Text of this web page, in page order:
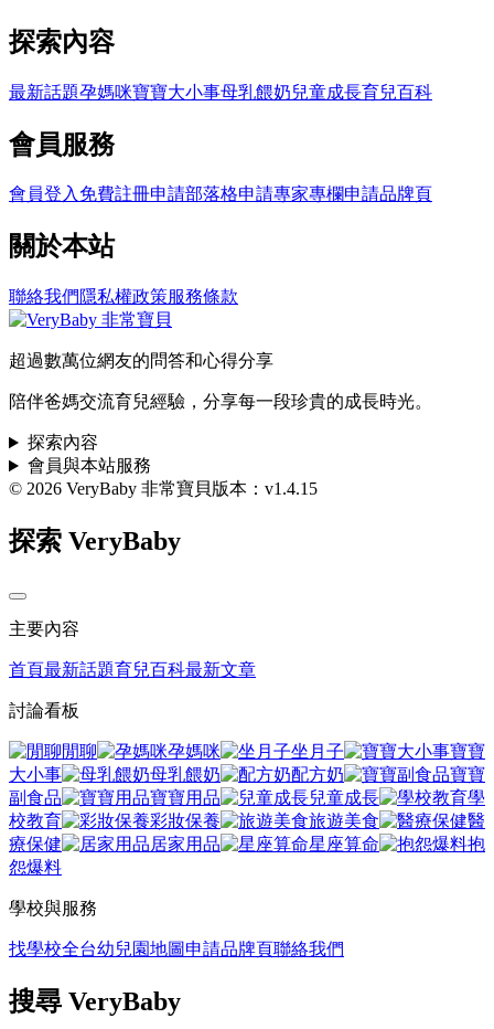
探索內容
最新話題孕媽咪寶寶大小事母乳餵奶兒童成長育兒百科
會員服務
會員登入免費註冊申請部落格申請專家專欄申請品牌頁
關於本站
聯絡我們 隱私權政策服務條款
超過數萬位網友的問答和心得分享
陪伴爸媽交流育兒經驗，分享每一段珍貴的成長時光。
探索內容
會員與本站服務
© 2026 VeryBaby 非常寶貝版本：v1.4.15
探索 VeryBaby
主要內容
首頁最新話題育兒百科最新文章
討論看板
閒聊 孕媽咪 坐月子
寶寶
大小事
母乳餵奶 配方奶
寶寶
副食品
寶寶用品 兒童成長
學
校教育
彩妝保養 旅遊美食
醫
療保健
居家用品 星座算命
抱
怨爆料
學校與服務
找學校全台幼兒園地圖 申請品牌頁聯絡我們
搜尋 VeryBaby